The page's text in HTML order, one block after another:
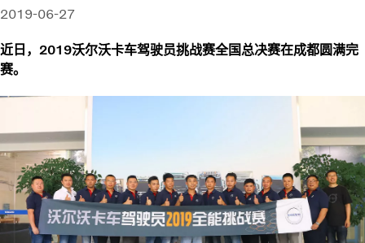
新闻和媒体
联系我们
2019-06-27
近日，2019沃尔沃卡车驾驶员挑战赛全国总决赛在成都圆满完
赛。